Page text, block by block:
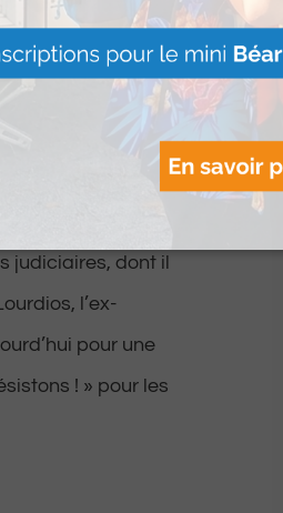
Johnson », le
oreillettes
Il souffrait en effet
un courrier au
judiciaires, dont il
l’ex-
pour une
! » pour les